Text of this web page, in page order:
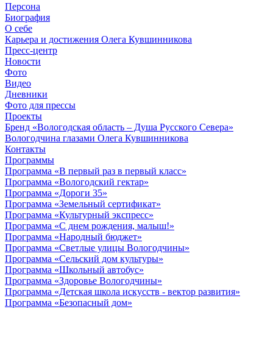
Персона
Биография
О себе
Карьера и достижения Олега Кувшинникова
Пресс-центр
Новости
Фото
Видео
Дневники
Фото для прессы
Проекты
Бренд «Вологодская область – Душа Русского Севера»
Вологодчина глазами Олега Кувшинникова
Контакты
Программы
Программа «В первый раз в первый класс»
Программа «Вологодский гектар»
Программа «Дороги 35»
Программа «Земельный сертификат»
Программа «Культурный экспресс»
Программа «С днем рождения, малыш!»
Программа «Народный бюджет»
Программа «Светлые улицы Вологодчины»
Программа «Сельский дом культуры»
Программа «Школьный автобус»
Программа «Здоровье Вологодчины»
Программа «Детская школа искусств - вектор развития»
Программа «Безопасный дом»